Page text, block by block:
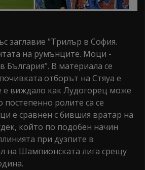
заглавие "Трилър в София.
на румънците. Моци -
България". В материала се
отборът на Стяуа е
е виждало как Лудогорец може
постепенно ролите са се
е сравнен с бившия вратар на
който по подобен начин
при дузпите в
на Шампионската лига срещу